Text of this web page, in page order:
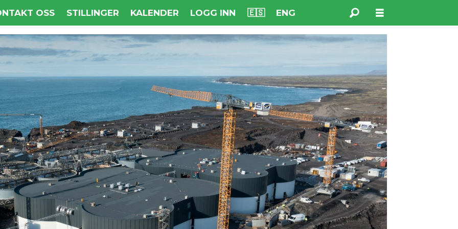
OSS STILLINGER KALENDER LOGG INN 🇪🇸 ENG